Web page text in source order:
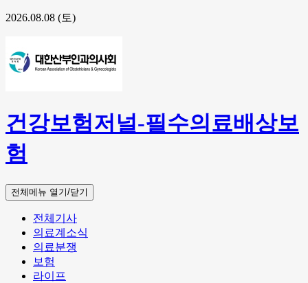
2026.08.08 (토)
건강보험저널-필수의료배상보
험
전체메뉴 열기/닫기
전체기사
의료계소식
의료분쟁
보험
라이프